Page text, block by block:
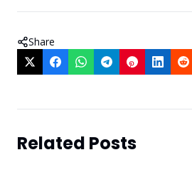
Share
Related Posts